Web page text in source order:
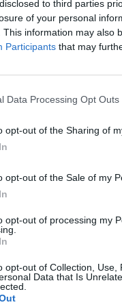
to third parties
of your personal
This information may also
Participants that may
Data Processing Opt Outs
opt-out of the Sharing of
opt-out of the Sale of my
opt-out of processing my
opt-out of Collection,
Data that Is
δηλώσεων
από το
εμφάνιση
εμφανίζεται
Taxisnet.
που
δαπάνες ή με
και των
χωρίς
της υποβολής της
πληρωμής».